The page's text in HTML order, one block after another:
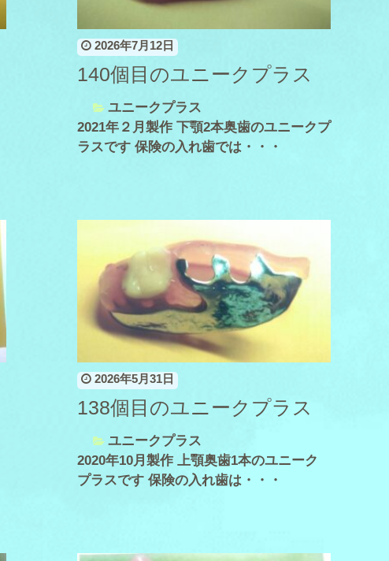
2026年7月12日
140個目のユニークプラス
ユニークプラス
2021年２月製作 下顎2本奥歯のユニークプ
ラスです 保険の入れ歯では・・・
2026年5月31日
138個目のユニークプラス
ユニークプラス
2020年10月製作 上顎奥歯1本のユニーク
プラスです 保険の入れ歯は・・・